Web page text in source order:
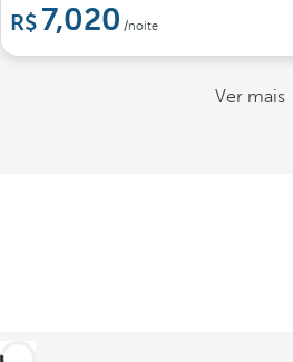
7,020 /noite
Ver mais